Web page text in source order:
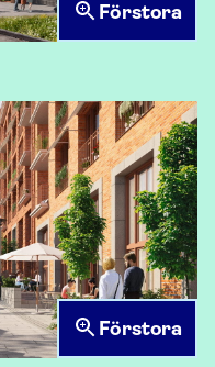
Förstora
Förstora